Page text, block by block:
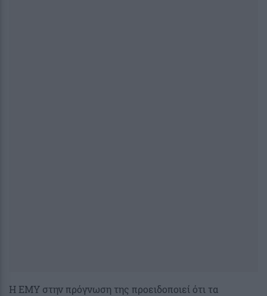
Η ΕΜΥ στην πρόγνωση της προειδοποιεί ότι τα